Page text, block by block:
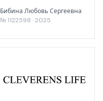
Бибина Любовь Сергеевна
№ 1122598 · 2025